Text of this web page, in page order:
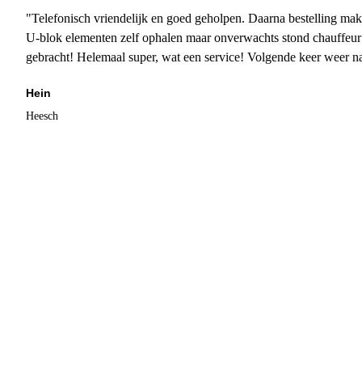
"Telefonisch vriendelijk en goed geholpen. Daarna bestelling
U-blok elementen zelf ophalen maar onverwachts stond
gebracht! Helemaal super, wat een service! Volgende keer weer
Hein
Heesch